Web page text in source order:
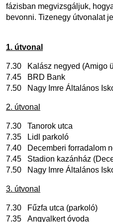
fázisban megvizsgáljuk,
bevonni. Tizenegy útvonalat
1. útvonal
7.30 Kalász negyed (Amigo
7.45 BRD Bank
7.50 Nagy Imre Általános
2. útvonal
7.30 Tanorok utca
7.35 Lidl parkoló
7.40 Decemberi forradalom
7.45 Stadion kazánház
7.50 Nagy Imre Általános
3. útvonal
7.30 Fűzfa utca (parkoló)
7.35 Angyalkert óvoda